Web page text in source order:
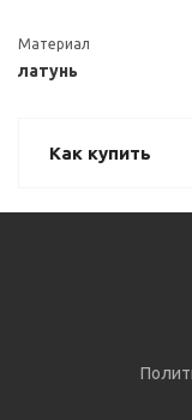
Материал
латунь
Как купить